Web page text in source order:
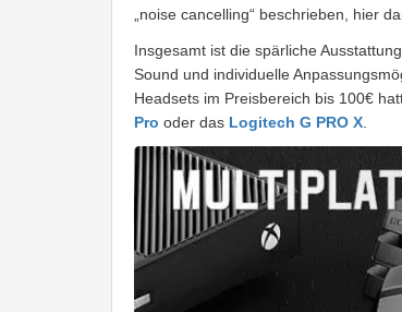
„noise cancelling“ beschrieben, hier
Insgesamt ist die spärliche
Sound und individuelle
Headsets im Preisbereich bis 100€
Pro oder das Logitech G PRO X